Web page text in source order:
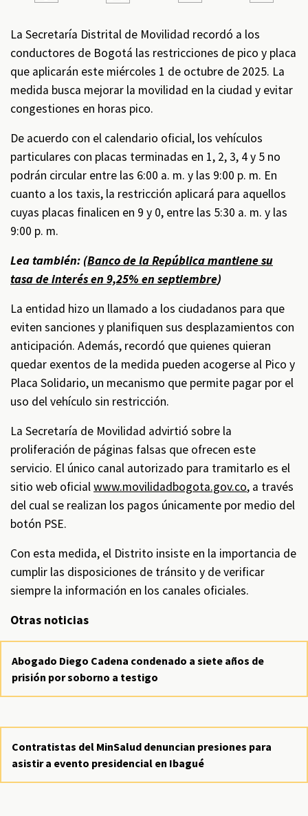
La Secretaría Distrital de Movilidad recordó a los
conductores de Bogotá las restricciones de pico y placa
que aplicarán este miércoles 1 de octubre de 2025. La
medida busca mejorar la movilidad en la ciudad y evitar
congestiones en horas pico.
De acuerdo con el calendario oficial, los vehículos
particulares con placas terminadas en 1, 2, 3, 4 y 5 no
podrán circular entre las 6:00 a. m. y las 9:00 p. m. En
cuanto a los taxis, la restricción aplicará para aquellos
cuyas placas finalicen en 9 y 0, entre las 5:30 a. m. y las
9:00 p. m.
Lea también: (Banco de la República mantiene su
tasa de interés en 9,25% en septiembre)
La entidad hizo un llamado a los ciudadanos para que
eviten sanciones y planifiquen sus desplazamientos con
anticipación. Además, recordó que quienes quieran
quedar exentos de la medida pueden acogerse al Pico y
Placa Solidario, un mecanismo que permite pagar por el
uso del vehículo sin restricción.
La Secretaría de Movilidad advirtió sobre la
proliferación de páginas falsas que ofrecen este
servicio. El único canal autorizado para tramitarlo es el
sitio web oficialwww.movilidadbogota.gov.co, a través
del cual se realizan los pagos únicamente por medio del
botón PSE.
Con esta medida, el Distrito insiste en la importancia de
cumplir las disposiciones de tránsito y de verificar
siempre la información en los canales oficiales.
Otras noticias
Abogado Diego Cadena condenado a siete años de
prisión por soborno a testigo
Contratistas del MinSalud denuncian presiones para
asistir a evento presidencial en Ibagué